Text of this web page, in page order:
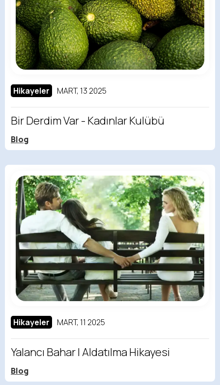
Hikayeler MART, 13 2025
Bir Derdim Var - Kadınlar Kulübü
Blog
Hikayeler MART, 11 2025
Yalancı Bahar | Aldatılma Hikayesi
Blog